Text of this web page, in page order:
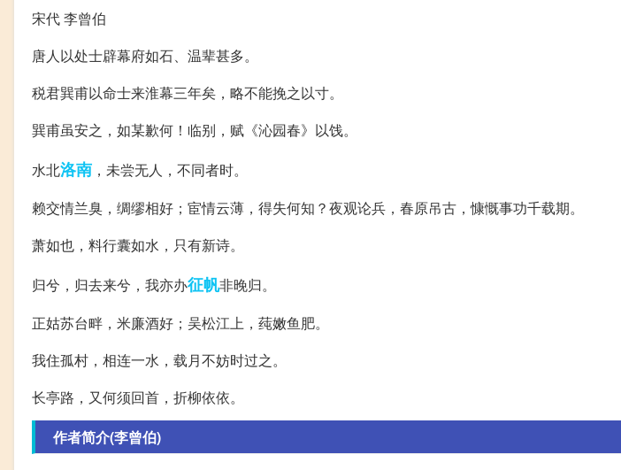
宋代 李曾伯
唐人以处士辟幕府如石、温辈甚多。
税君巽甫以命士来淮幕三年矣，略不能挽之以寸。
巽甫虽安之，如某歉何！临别，赋《沁园春》以饯。
水北洛南 ，未尝无人，不同者时。
赖交情兰臭，绸缪相好；宦情云薄，得失何知？夜观论兵，春原吊古，慷慨事功千载期。
萧如也，料行囊如水，只有新诗。
归兮，归去来兮，我亦办征帆非晚归。
正姑苏台畔，米廉酒好；吴松江上，莼嫩鱼肥。
我住孤村，相连一水，载月不妨时过之。
长亭路，又何须回首，折柳依依。
作者简介(李曾伯)